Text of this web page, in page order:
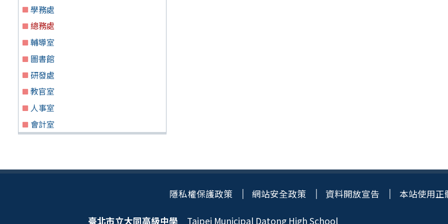
學務處
總務處
輔導室
圖書館
研發處
教官室
人事室
會計室
隱私權保護政策 網站安全政策 資料開放宣告 本站使用正
臺北市立大同高級中學 Taipei Municipal Datong High School